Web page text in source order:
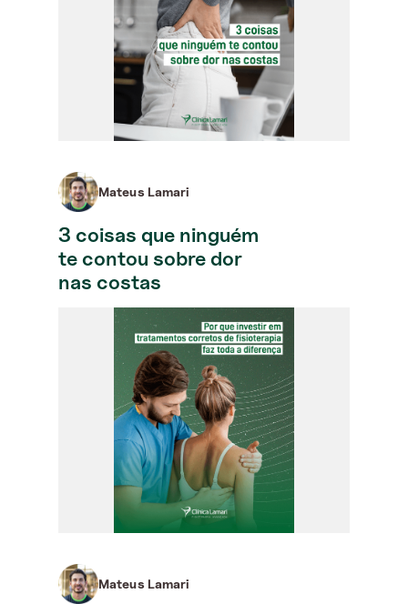
Mateus Lamari
3 coisas que ninguém
te contou sobre dor
nas costas
Mateus Lamari